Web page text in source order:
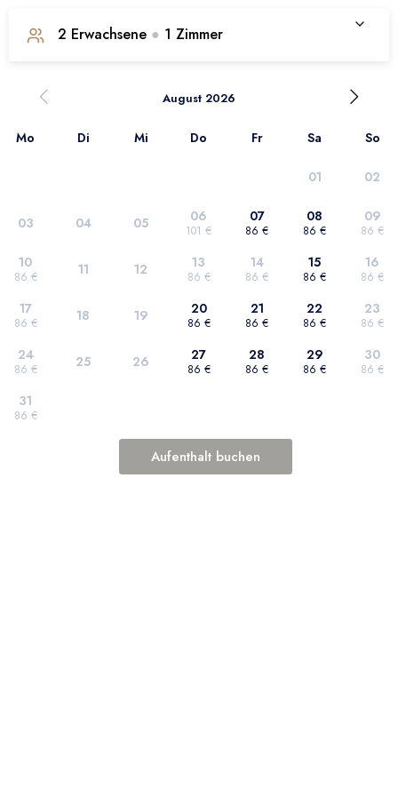
2 Erwachsene ● 1 Zimmer
Anzahl der Erwachsenen 2
August 2026
Mo Di Mi Do Fr Sa So
01 02
03 04 05 06
101 €
07
86 €
08
86 €
09
86 €
10
86 € 11 12 13
86 €
14
86 €
15
86 €
16
86 €
17
86 € 18 19 20
86 €
21
86 €
22
86 €
23
86 €
24
86 € 25 26 27
86 €
28
86 €
29
86 €
30
86 €
31
86 €
Aufenthalt buchen